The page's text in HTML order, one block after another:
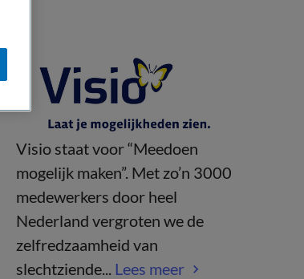
Visio staat voor “Meedoen
mogelijk maken”. Met zo’n 3000
medewerkers door heel
Nederland vergroten we de
zelfredzaamheid van
slechtziende... Lees meer